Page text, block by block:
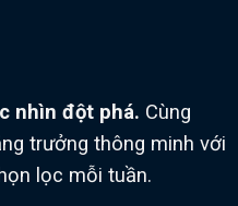
nhìn đột phá. Cùng
trưởng thông minh với
lọc mỗi tuần.